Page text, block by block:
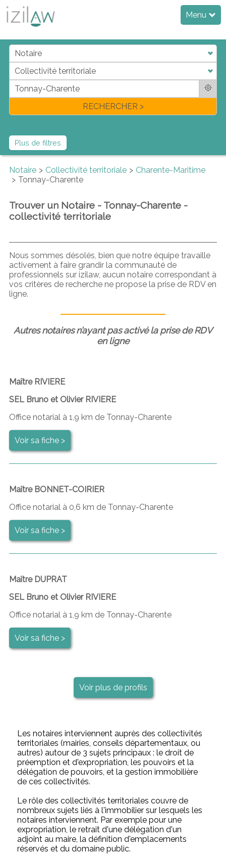
Menu
jdadi
fl
RECHERCHER >
Plus de filtres
Notaire Collectivité territoriale
Charente-Maritime
Tonnay-Charente
Trouver un Notaire - Tonnay-Charente -
collectivité territoriale
Nous sommes désolés, bien que notre équipe travaille
activement à faire grandir la communauté de
professionnels sur izilaw, aucun notaire correspondant à
vos critères de recherche ne propose la prise de RDV en
ligne.
Autres notaires n’ayant pas activé la prise de RDV
en ligne
Maître RIVIERE
SEL Bruno et Olivier RIVIERE
Office notarial à 1,9 km de Tonnay-Charente
Voir sa fiche >
Maître BONNET-COIRIER
Office notarial à 0,6 km de Tonnay-Charente
Voir sa fiche >
Maître DUPRAT
SEL Bruno et Olivier RIVIERE
Office notarial à 1,9 km de Tonnay-Charente
Voir sa fiche >
Voir plus de profils
Les notaires interviennent auprès des collectivités
territoriales (mairies, conseils départementaux, ou
autres) autour de 3 sujets principaux : le droit de
préemption et d'expropriation, les pouvoirs et la
délégation de pouvoirs, et la gestion immobilière
de ces collectivités.
Le rôle des collectivités territoriales couvre de
nombreux sujets liés à l'immobilier sur lesquels les
notaires interviennent. Par exemple pour une
expropriation, le retrait d'une délégation d'un
adjoint au maire, la définition d'emplacements
réservés et du domaine public.